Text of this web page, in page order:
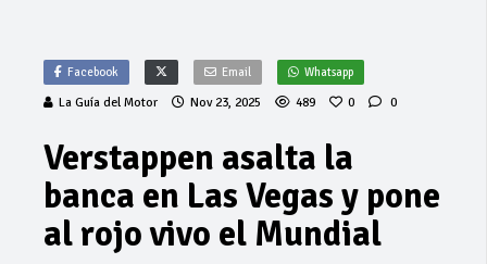
Facebook Email Whatsapp
La Guía del Motor Nov 23, 2025 489 0 0
Verstappen asalta la
banca en Las Vegas y pone
al rojo vivo el Mundial